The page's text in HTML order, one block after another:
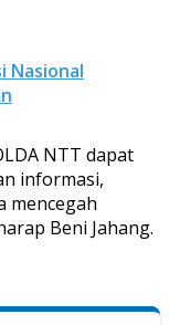
Nasional
NTT dapat
informasi,
mencegah
Beni Jahang.